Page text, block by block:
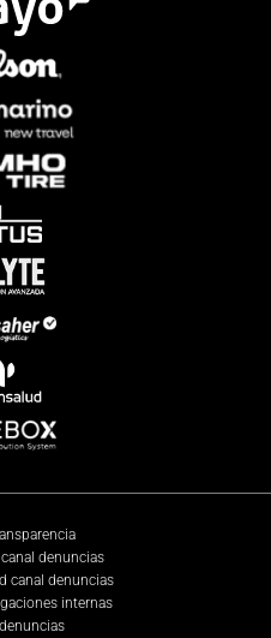
denuncias
canal denuncias
internas